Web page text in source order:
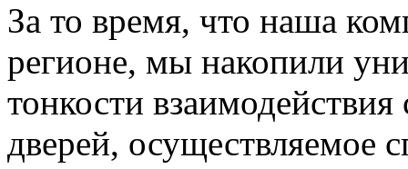
За то время, что наша
регионе, мы накопили
тонкости
дверей, осуществляемое